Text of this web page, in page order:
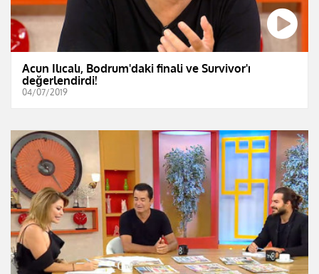
Acun Ilıcalı, Bodrum'daki finali ve Survivor'ı
değerlendirdi!
04/07/2019